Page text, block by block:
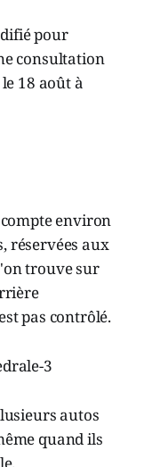
pour
consultation
18 août à
environ
réservées aux
trouve sur
pas contrôlé.
autos
quand ils